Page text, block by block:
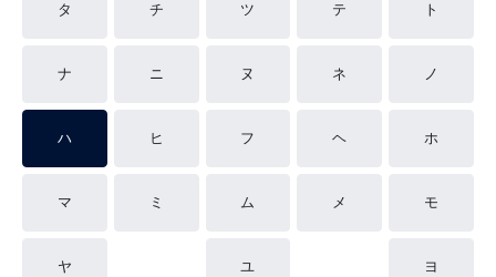
タ チ ツ テ ト
ナ ニ ヌ ネ ノ
ハ ヒ フ ヘ ホ
マ ミ ム メ モ
ヤ ユ ヨ